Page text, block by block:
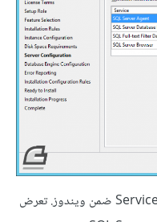
يعمل SQL Server على شكل خدمات Services ضمن ويندوز. تعرض